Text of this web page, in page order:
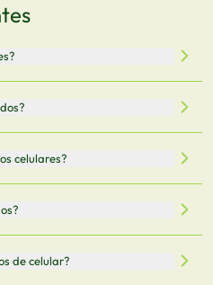
bateria e conectividade
compra.
celulares?
cada modelo.
de celular?